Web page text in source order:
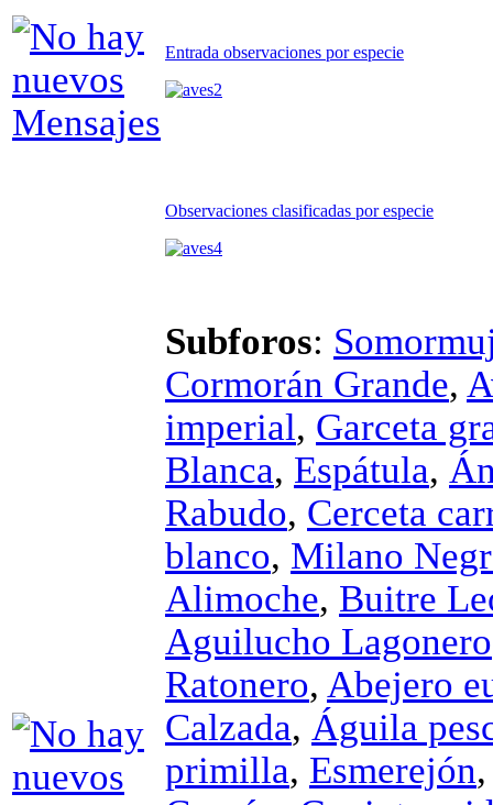
Entrada observaciones por especie
Observaciones clasificadas por especie
Subforos:
Cormorán Grande,
imperial, Garceta
Blanca, Espátula,
Rabudo, Cerceta
blanco, Milano
Alimoche, Buitre
Aguilucho Lagonero
Ratonero, Abejero
Calzada, Águila
primilla, Esmerejón